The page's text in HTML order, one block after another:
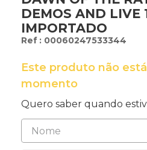
DEMOS AND LIVE
IMPORTADO
: 00060247533344
Este produto não
momento
Quero saber quando